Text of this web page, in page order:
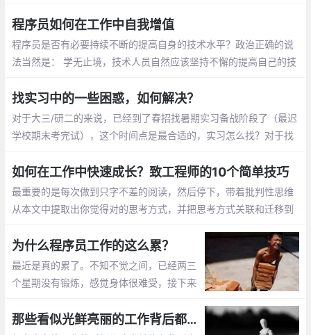
力是无可匹敌的
程序员如何在工作中自我增值
程序员是否有必要持续不断的提高自身的技术水平？政治正确的说
法当然是： 学无止境，技术人员自然应该坚持不懈的提高自己的技
会有两个方面
找实习中的一些困惑，如何解决？
对于大三/研二的来说，已经到了春招找暑期实习备战阶段了（最迟
学校期末考完试），这个时间点是最合适的，实习怎么找？对于找
法，才能打好这一仗；
如何在工作中快速成长？致工程师的10个简单技巧
最重要的是每次做到只字不差的阅读，然后停下，带着批判性思维
从本文中提取出你觉得对的思考方式，并把思考方式关联和迁移到
读。
为什么程序员工作的这么累？
最近是真的累了。不知不觉之间，已经两三
个星期没有锻炼，感觉身体很难受，接下来
不然真的是不知道哪天就挂了
那些看似光鲜亮丽的工作背后都有着不为人知的坑